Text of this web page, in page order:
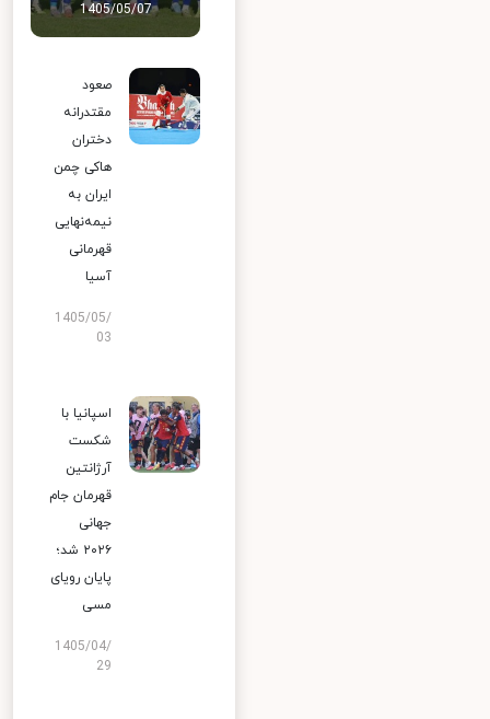
1405/05/07
صعود
مقتدرانه
دختران
هاکی چمن
ایران به
نیمه‌نهایی
قهرمانی
آسیا
1405/05/
03
اسپانیا با
شکست
آرژانتین
قهرمان جام
جهانی
۲۰۲۶ شد؛
پایان رویای
مسی
1405/04/
29